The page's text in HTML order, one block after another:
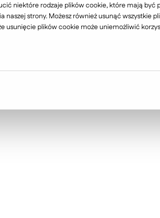
niektóre rodzaje plików cookie, które mają być
strony. Możesz również usunąć wszystkie
usunięcie plików cookie może uniemożliwić